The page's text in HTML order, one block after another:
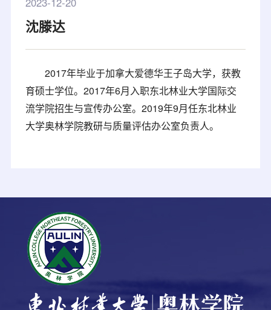
沈滕达
2017年毕业于加拿大爱德华王子岛大学，获教
育硕士学位。2017年6月入职东北林业大学国际交
流学院招生与宣传办公室。2019年9月任东北林业
大学奥林学院教研与质量评估办公室负责人。